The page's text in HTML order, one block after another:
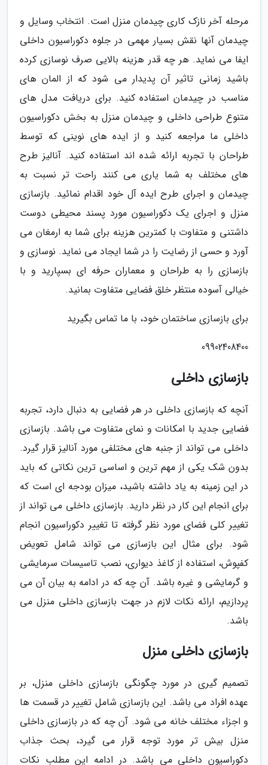
مرحله آخر نازک کاری چیدمان منزل است. انتخاب وسایل و
چیدمان آنها نقش بسیار مهمی در جلوه دکوراسیون داخلی
ایفا می نماید. هر چه قدر هزینه بالایی صرف نوسازی کرده
باشید زمانی تاثیر آن پدیدار می شود که از المان های
مناسب در چیدمان استفاده کنید. برای دریافت مدل های
متنوع طراحی داخلی و چیدمان منزل به بخش دکوراسیون
داخلی ما مراجعه کنید و از ایده های نوینی که توسط
طراحان با تجربه ارائه شده اند استفاده کنید. آنالیز طرح
های مختلف به شما یاری می کنند راحت تر نسبت به
چیدمان و اجرای طرح ایده آل خود اقدام نمائید. بازسازی
منزل و اجرای یک دکوراسیون مورد پسند محیطی دوست
داشتنی و متفاوت با کمترین هزینه برای شما به ارمغان می
آورد و حسی از رضایت را در شما ایجاد می نماید. نوسازی و
بازسازی را به طراحان و معماران حرفه ای بسپارید و با
خیالی آسوده منتظر خلق فضایی متفاوت بمانید.
برای بازسازی ساختمان خود، با ما تماس بگیرید
09902408400
بازسازی داخلی
آنچه که بازسازی داخلی در هر فضایی به دنبال دارد، تجربه
فضایی جدید با امکانات و نمای متفاوت می باشد. بازسازی
داخلی می تواند از جنبه های مختلفی مورد آنالیز قرار گیرد.
بدون شک یکی از مهم ترین و اساسی ترین نکاتی که باید
در این زمینه به یاد داشته باشید، میزان بودجه ای است که
برای انجام این کار در نظر دارید. بازسازی داخلی می تواند از
تغییر کلی فضای مورد نظر گرفته تا تغییر دکوراسیون انجام
شود. برای مثال این بازسازی می تواند شامل تعویض
کفپوش، استفاده از کاغذ دیواری، نصب تاسیسات سرمایشی
و گرمایشی و غیره باشد. آن چه که در ادامه به بیان آن می
پردازیم، ارائه نکات لازم در جهت بازسازی داخلی منزل می
باشد.
بازسازی داخلی منزل
تصمیم گیری در مورد چگونگی بازسازی داخلی منزل، بر
عهده افراد می باشد. این بازسازی شامل تغییر در قسمت ها
و اجزاء مختلف خانه می شود. آن چه که در بازسازی داخلی
منزل بیش تر مورد توجه قرار می گیرد، بحث جذاب
دکوراسیون داخلی می باشد. در ادامه این مطلب نکات